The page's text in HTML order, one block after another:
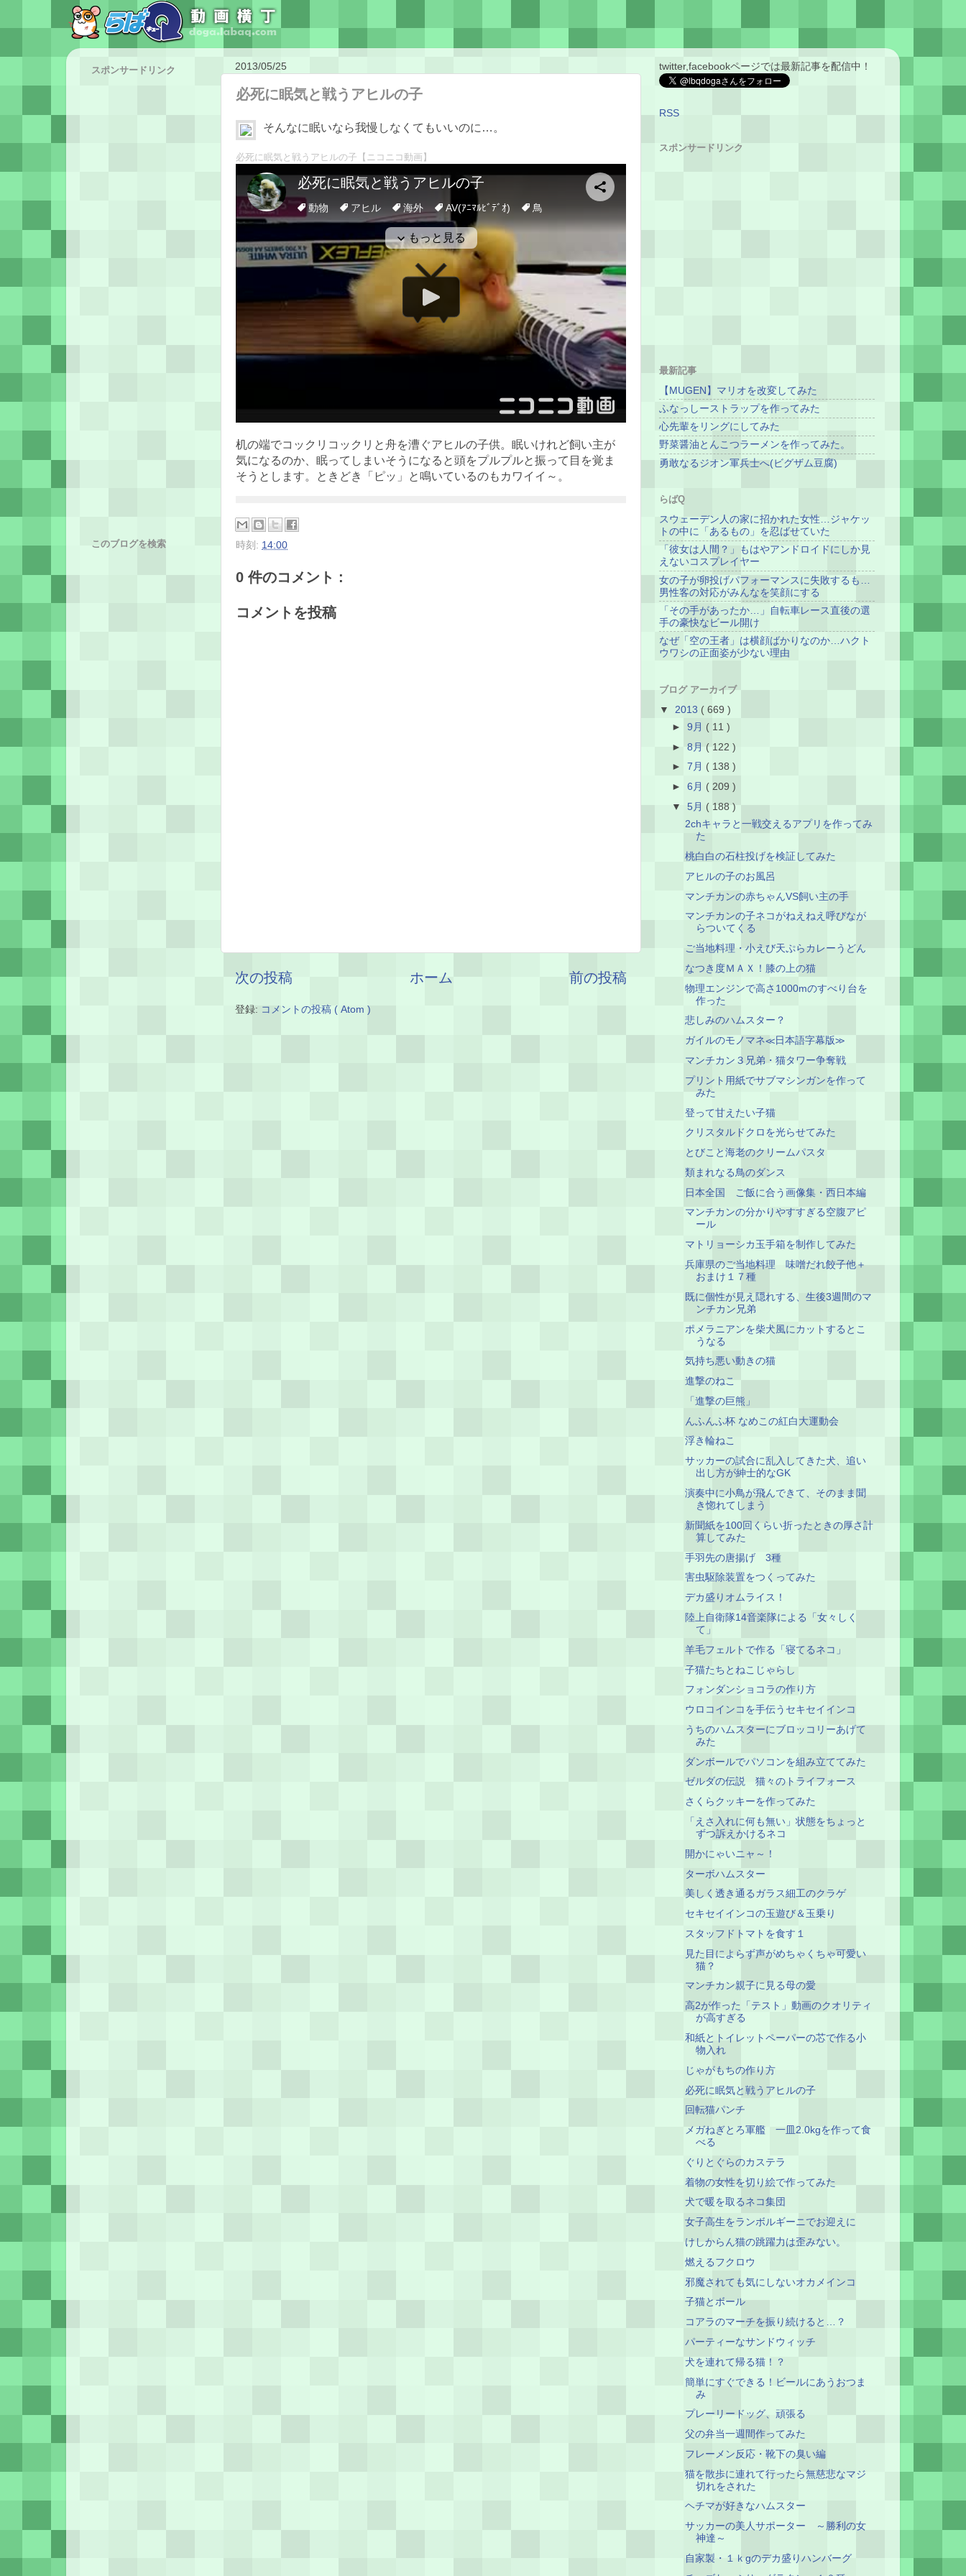
2013/05/25
必死に眠気と戦うアヒルの子
そんなに眠いなら我慢しなくてもいいのに…。
必死に眠気と戦うアヒルの子 【ニコニコ動画】
机の端でコックリコックリと舟を漕ぐアヒルの子供。眠いけれど飼い主が
気になるのか、眠ってしまいそうになると頭をプルプルと振って目を覚ま
そうとします。ときどき「ピッ」と鳴いているのもカワイイ～。
時刻: 14:00
0 件のコメント :
コメントを投稿
次の投稿 前の投稿
ホーム
登録: コメントの投稿 ( Atom )
スポンサードリンク
このブログを検索
twitter,facebookページでは最新記事を配信中！
RSS
スポンサードリンク
最新記事
【MUGEN】マリオを改変してみた
ふなっしーストラップを作ってみた
心先輩をリングにしてみた
野菜醤油とんこつラーメンを作ってみた。
勇敢なるジオン軍兵士へ(ビグザム豆腐)
らばQ
スウェーデン人の家に招かれた女性…ジャケッ
トの中に「あるもの」を忍ばせていた
「彼女は人間？」もはやアンドロイドにしか見
えないコスプレイヤー
女の子が卵投げパフォーマンスに失敗するも…
男性客の対応がみんなを笑顔にする
「その手があったか…」自転車レース直後の選
手の豪快なビール開け
なぜ「空の王者」は横顔ばかりなのか…ハクト
ウワシの正面姿が少ない理由
ブログ アーカイブ
▼ 2013 ( 669 )
►9月 ( 11 )
►8月 ( 122 )
►7月 ( 138 )
►6月 ( 209 )
▼5月 ( 188 )
2chキャラと一戦交えるアプリを作ってみ
た
桃白白の石柱投げを検証してみた
アヒルの子のお風呂
マンチカンの赤ちゃんVS飼い主の手
マンチカンの子ネコがねえねえ呼びなが
らついてくる
ご当地料理・小えび天ぷらカレーうどん
なつき度ＭＡＸ！膝の上の猫
物理エンジンで高さ1000mのすべり台を
作った
悲しみのハムスター？
ガイルのモノマネ≪日本語字幕版≫
マンチカン３兄弟・猫タワー争奪戦
プリント用紙でサブマシンガンを作って
みた
登って甘えたい子猫
クリスタルドクロを光らせてみた
とびこと海老のクリームパスタ
類まれなる鳥のダンス
日本全国 ご飯に合う画像集・西日本編
マンチカンの分かりやすすぎる空腹アピ
ール
マトリョーシカ玉手箱を制作してみた
兵庫県のご当地料理 味噌だれ餃子他＋
おまけ１７種
既に個性が見え隠れする、生後3週間のマ
ンチカン兄弟
ポメラニアンを柴犬風にカットするとこ
うなる
気持ち悪い動きの猫
進撃のねこ
「進撃の巨熊」
んふんふ杯 なめこの紅白大運動会
浮き輪ねこ
サッカーの試合に乱入してきた犬、追い
出し方が紳士的なGK
演奏中に小鳥が飛んできて、そのまま聞
き惚れてしまう
新聞紙を100回くらい折ったときの厚さ計
算してみた
手羽先の唐揚げ 3種
害虫駆除装置をつくってみた
デカ盛りオムライス！
陸上自衛隊14音楽隊による「女々しく
て」
羊毛フェルトで作る「寝てるネコ」
子猫たちとねこじゃらし
フォンダンショコラの作り方
ウロコインコを手伝うセキセイインコ
うちのハムスターにブロッコリーあげて
みた
ダンボールでパソコンを組み立ててみた
ゼルダの伝説 猫々のトライフォース
さくらクッキーを作ってみた
「えさ入れに何も無い」状態をちょっと
ずつ訴えかけるネコ
開かにゃいニャ～！
ターボハムスター
美しく透き通るガラス細工のクラゲ
セキセイインコの玉遊び＆玉乗り
スタッフドトマトを食す１
見た目によらず声がめちゃくちゃ可愛い
猫？
マンチカン親子に見る母の愛
高2が作った「テスト」動画のクオリティ
が高すぎる
和紙とトイレットペーパーの芯で作る小
物入れ
じゃがもちの作り方
必死に眠気と戦うアヒルの子
回転猫パンチ
メガねぎとろ軍艦 一皿2.0kgを作って食
べる
ぐりとぐらのカステラ
着物の女性を切り絵で作ってみた
犬で暖を取るネコ集団
女子高生をランボルギーニでお迎えに
けしからん猫の跳躍力は歪みない。
燃えるフクロウ
邪魔されても気にしないオカメインコ
子猫とボール
コアラのマーチを振り続けると…？
パーティーなサンドウィッチ
犬を連れて帰る猫！？
簡単にすぐできる！ビールにあうおつま
み
プレーリードッグ、頑張る
父の弁当一週間作ってみた
フレーメン反応・靴下の臭い編
猫を散歩に連れて行ったら無慈悲なマジ
切れをされた
ヘチマが好きなハムスター
サッカーの美人サポーター ～勝利の女
神達～
自家製・１ｋgのデカ盛りハンバーグ